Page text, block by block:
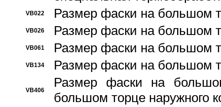
VB022 Размер фаски на большом
VB026 Размер фаски на большом
VB061 Размер фаски на большом
VB134 Размер фаски на большом
VB406
Размер фаски на
большом торце наружного